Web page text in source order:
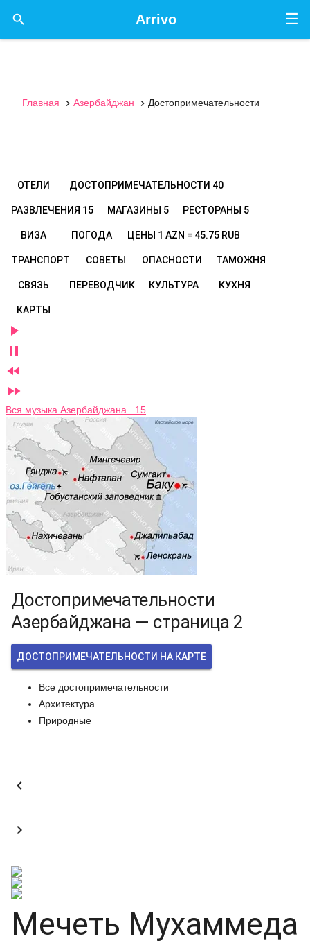
☰
Arrivo

Главная  Азербайджан  Достопримечательности
ОТЕЛИ ДОСТОПРИМЕЧАТЕЛЬНОСТИ 40
РАЗВЛЕЧЕНИЯ 15 МАГАЗИНЫ 5 РЕСТОРАНЫ 5
ВИЗА ПОГОДА ЦЕНЫ 1 AZN = 45.75 RUB
ТРАНСПОРТ СОВЕТЫ ОПАСНОСТИ ТАМОЖНЯ
СВЯЗЬ ПЕРЕВОДЧИК КУЛЬТУРА КУХНЯ
КАРТЫ




Вся музыка Азербайджана 15
Достопримечательности
Азербайджана — страница 2
ДОСТОПРИМЕЧАТЕЛЬНОСТИ НА КАРТЕ
Все достопримечательности
Архитектура
Природные


Мечеть Мухаммеда